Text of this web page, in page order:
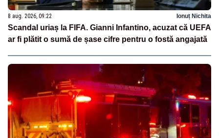
8 aug. 2026, 09:22 Ionuț Nichita
Scandal uriaș la FIFA. Gianni Infantino, acuzat că UEFA
ar fi plătit o sumă de șase cifre pentru o fostă angajată